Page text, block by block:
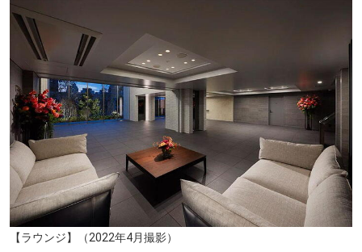
【ラウンジ】（2022年4月撮影）